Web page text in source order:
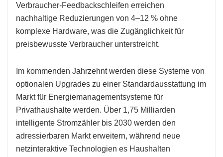
Verbraucher-Feedbackschleifen erreichen
nachhaltige Reduzierungen von 4–12 % ohne
komplexe Hardware, was die Zugänglichkeit für
preisbewusste Verbraucher unterstreicht.
Im kommenden Jahrzehnt werden diese Systeme von
optionalen Upgrades zu einer Standardausstattung im
Markt für Energiemanagementsysteme für
Privathaushalte werden. Über 1,75 Milliarden
intelligente Stromzähler bis 2030 werden den
adressierbaren Markt erweitern, während neue
netzinteraktive Technologien es Haushalten